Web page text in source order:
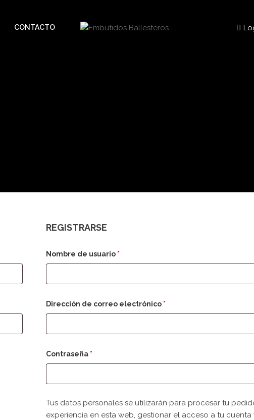
CONTACTO
REGISTRARSE
Nombre de usuario *
Dirección de correo electrónico *
Contraseña *
Tus datos personales se utilizarán para procesar tu
experiencia en esta web, gestionar el acceso a tu